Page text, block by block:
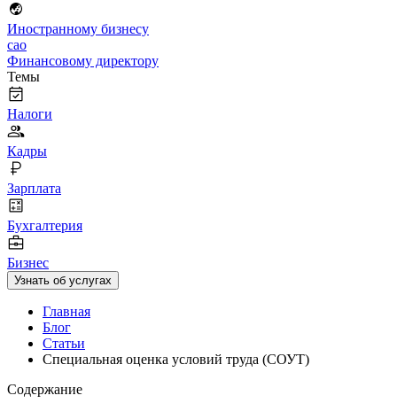
Иностранному бизнесу
cao
Финансовому директору
Темы
Налоги
Кадры
Зарплата
Бухгалтерия
Бизнес
Узнать об услугах
Главная
Блог
Статьи
Специальная оценка условий труда (СОУТ)
Содержание